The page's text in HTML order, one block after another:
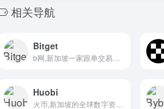
相关导航
Bitget
Huobi